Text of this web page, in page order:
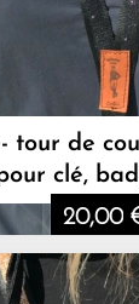
tour de
clé,
20,00